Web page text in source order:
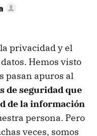
privacidad y el
Hemos visto
pasan apuros al
de seguridad que
de la información
persona. Pero
veces, somos